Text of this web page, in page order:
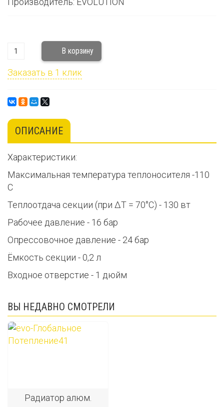
Заказать в 1 клик
ОПИСАНИЕ
Характеристики:
Максимальная температура теплоносителя -110
С
Теплоотдача секции (при ∆T = 70°C) - 130 вт
Рабочее давление - 16 бар
Опрессовочное давление - 24 бар
Ёмкость секции - 0,2 л
Входное отверстие - 1 дюйм
ВЫ НЕДАВНО СМОТРЕЛИ
Радиатор алюм.